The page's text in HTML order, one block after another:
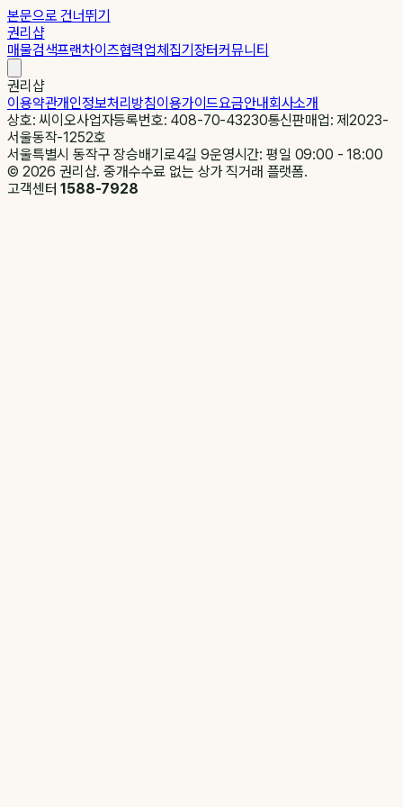
본문으로 건너뛰기
권리샵
매물검색프랜차이즈협력업체집기장터커뮤니티
권리샵
이용약관개인정보처리방침이용가이드요금안내회사소개
상호: 씨이오사업자등록번호: 408-70-43230통신판매업: 제2023-
서울동작-1252호
서울특별시 동작구 장승배기로4길 9운영시간: 평일 09:00 - 18:00
© 2026 권리샵. 중개수수료 없는 상가 직거래 플랫폼.
고객센터1588-7928